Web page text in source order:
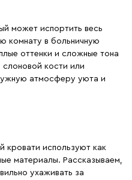
может испортить весь
комнату в больничную
оттенки и сложные тона
кости или
атмосферу уюта и
кровати используют как
материалы. Рассказываем,
ухаживать за